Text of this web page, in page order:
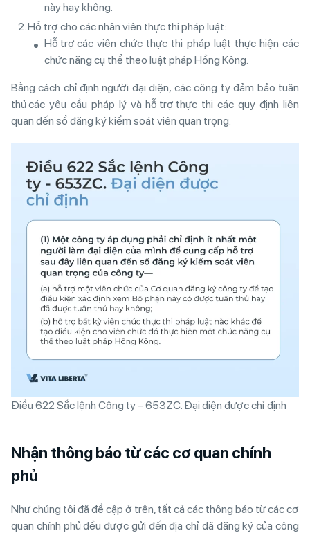
này hay không.
Hỗ trợ cho các nhân viên thực thi pháp luật:
Hỗ trợ các viên chức thực thi pháp luật thực hiện các
chức năng cụ thể theo luật pháp Hồng Kông.
Bằng cách chỉ định người đại diện, các công ty đảm bảo tuân
thủ các yêu cầu pháp lý và hỗ trợ thực thi các quy định liên
quan đến sổ đăng ký kiểm soát viên quan trọng.
Điều 622 Sắc lệnh Công ty – 653ZC. Đại diện được chỉ định
Nhận thông báo từ các cơ quan chính
phủ
Như chúng tôi đã đề cập ở trên, tất cả các thông báo từ các cơ
quan chính phủ đều được gửi đến địa chỉ đã đăng ký của công